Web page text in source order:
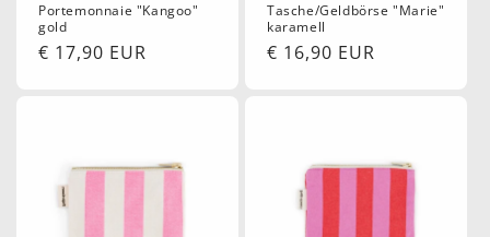
Portemonnaie "Kangoo"
gold
Normaler
€ 17,90 EUR
Tasche/Geldbörse "Marie"
karamell
Normaler
€ 16,90 EUR